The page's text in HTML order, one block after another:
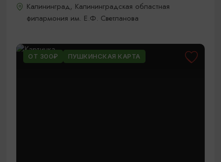
Калининград, Калининградская областная
филармония им. Е.Ф. Светланова
ОТ 300₽ ПУШКИНСКАЯ КАРТА